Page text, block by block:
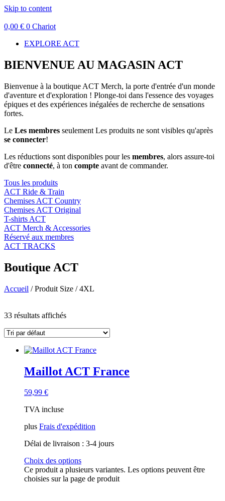
Skip to content
0,00 € 0 Chariot
EXPLORE ACT
BIENVENUE AU MAGASIN ACT
Bienvenue à la boutique ACT Merch, la porte d'entrée d'un monde
d'aventure et d'exploration ! Plonge-toi dans l'essence des voyages
épiques et des expériences inégalées de recherche de sensations
fortes.
Le Les membres seulement Les produits ne sont visibles qu'après
se connecter!
Les réductions sont disponibles pour les membres, alors assure-toi
d'être connecté, à ton compte avant de commander.
Tous les produits
ACT Ride & Train
Chemises ACT Country
Chemises ACT Original
T-shirts ACT
ACT Merch & Accessories
Réservé aux membres
ACT TRACKS
Boutique ACT
Accueil / Produit Size / 4XL
Filtre de prix
Recherche de texte
Catégories de produits
ACT Apparel
(43)
Chemises ACT Country
Événement de l'ACT pour les invités
ACT Merchandising
ACT Originals(19)
Pièces ACT (0)
T-shirts ACT
Pistes ACT(1)
ACT-EVENTS(1)
33 résultats affichés
Maillot ACT France
59,99 €
TVA incluse
plus Frais d'expédition
Délai de livraison : 3-4 jours
Choix des options
Ce produit a plusieurs variantes. Les options peuvent être
choisies sur la page de produit